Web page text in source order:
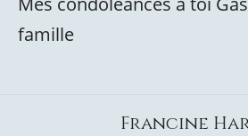
famille
Francine